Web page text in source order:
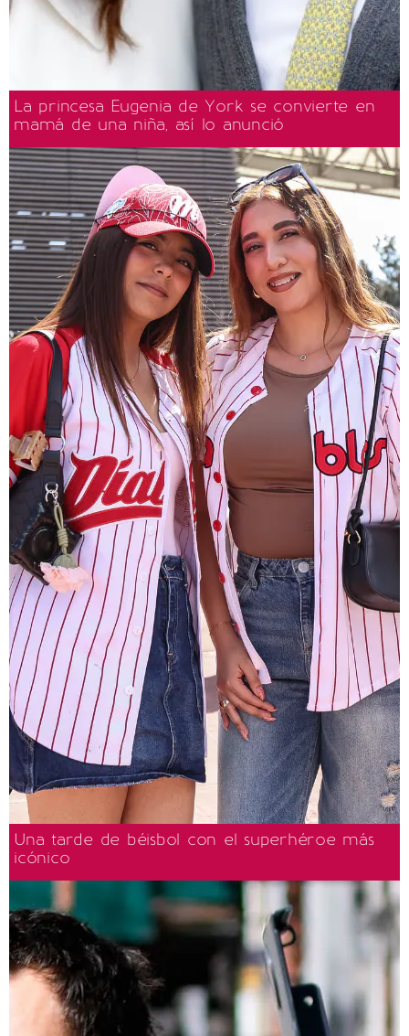
La princesa Eugenia de York se convierte en
mamá de una niña, así lo anunció
Una tarde de béisbol con el superhéroe más
icónico